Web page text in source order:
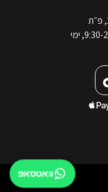
ימים א׳ עד ה׳ 9:30-23:00, ימי
וואטסאפ